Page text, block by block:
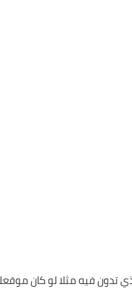
تدون فيه مثلا لو كان